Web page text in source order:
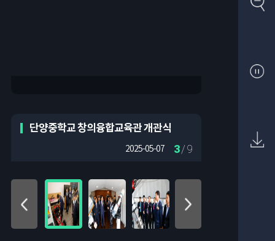
단양중학교 창의융합교육관 개관식
2025-05-07 3/ 9